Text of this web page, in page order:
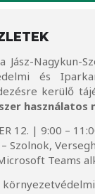
Jász-Nagykun-
és
kerülő
használatos
12. | 9:00 –
Szolnok,
Teams